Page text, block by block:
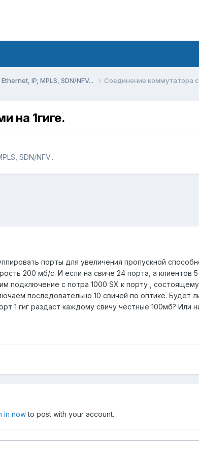
IP, MPLS, SDN/NFV... Соединение коммутатора
на 1гиге.
SDN/NFV...
порты для увеличения пропускной
200 мб/с. И если на свиче 24 порта, а клиентов
подключение с потра 1000 SX к порту , состоящему
последовательно 10 свичей по оптике. Будет
1 гиг раздаст каждому свичу честные 100мб? Или
in nowto post with your account.